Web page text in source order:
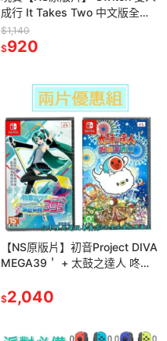
成行 It Takes Two 中文版全新
品【台中星光電玩】
$1,140
$920
【NS原版片】初音Project DIVA
MEGA39＇ + 太鼓之達人 咚咚
文版全新品
$2,040